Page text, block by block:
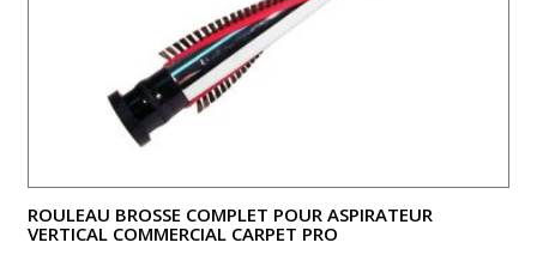
ROULEAU BROSSE COMPLET POUR ASPIRATEUR
VERTICAL COMMERCIAL CARPET PRO